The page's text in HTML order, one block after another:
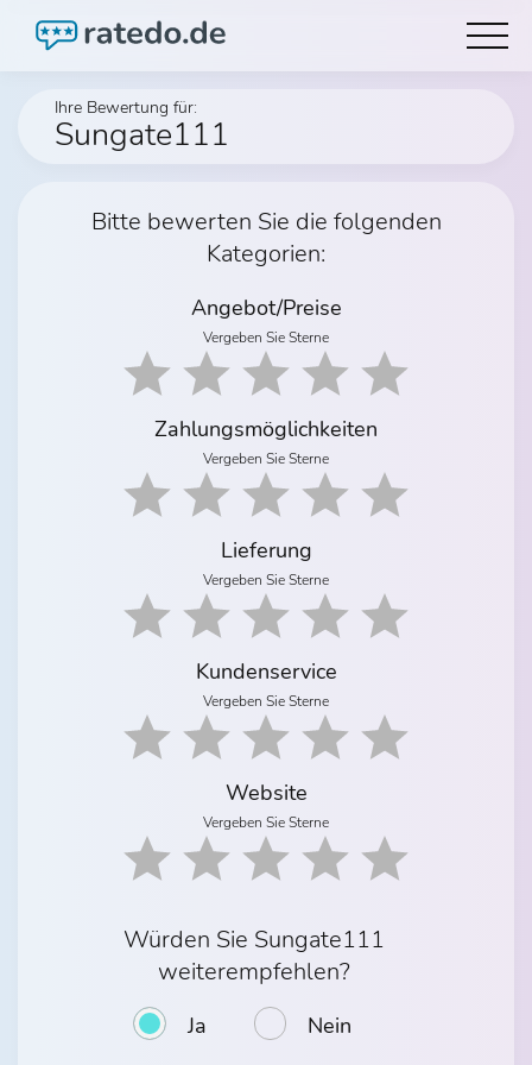
Ihre Bewertung für:
Sungate111
Bitte bewerten Sie die folgenden
Kategorien:
Angebot/Preise
Vergeben Sie Sterne
Zahlungsmöglichkeiten
Vergeben Sie Sterne
Lieferung
Vergeben Sie Sterne
Kundenservice
Vergeben Sie Sterne
Website
Vergeben Sie Sterne
Würden Sie Sungate111
weiterempfehlen?
Ja Nein